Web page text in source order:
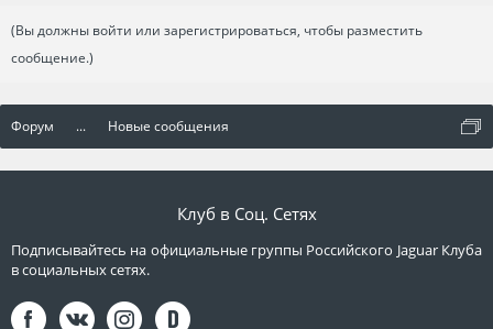
(Вы должны войти или зарегистрироваться, чтобы разместить
сообщение.)
Форум ... Новые сообщения
Клуб в Соц. Сетях
Подписывайтесь на официальные группы Российского Jaguar Клуба
в социальных сетях.